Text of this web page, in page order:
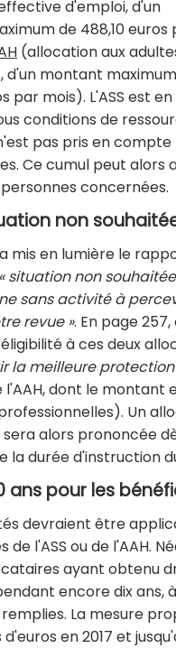
d'emploi, d'un
de 488,10 euros
(allocation aux
d'un montant
par mois). L'ASS est
conditions de
pas pris en compte
Ce cumul peut alors
concernées.
non
mis en lumière le
« situation non
sans activité à
revue ». En page
à ces deux
la meilleure
dont le montant
Un
sera alors prononcée
la durée d'instruction
ans pour les
devraient être
de l'ASS ou de l'AAH.
ayant obtenu
encore dix ans,
La mesure
d'euros en 2017 et